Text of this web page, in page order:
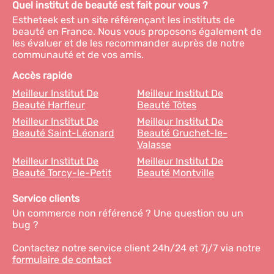
Quel institut de beauté est fait pour vous ?
Estheteek est un site référençant les instituts de
beauté en France. Nous vous proposons également de
les évaluer et de les recommander auprès de notre
communauté et de vos amis.
Accès rapide
Meilleur Institut De
Beauté Harfleur
Meilleur Institut De
Beauté Tôtes
Meilleur Institut De
Beauté Saint-Léonard
Meilleur Institut De
Beauté Gruchet-le-
Valasse
Meilleur Institut De
Beauté Torcy-le-Petit
Meilleur Institut De
Beauté Montville
Service clients
Un commerce non référencé ? Une question ou un
bug ?
Contactez notre service client 24h/24 et 7j/7 via notre
formulaire de contact